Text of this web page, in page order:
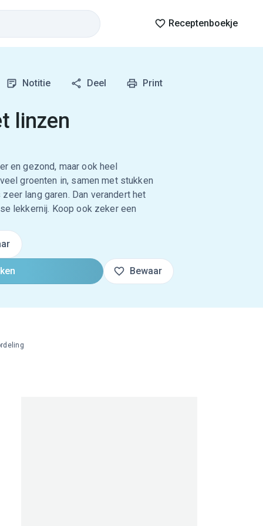
Receptenboekje
Notitie Deel Print
linzen
en gezond, maar ook heel
groenten in, samen met stukken
lang garen. Dan verandert het
lekkernij. Koop ook zeker een
Bewaar